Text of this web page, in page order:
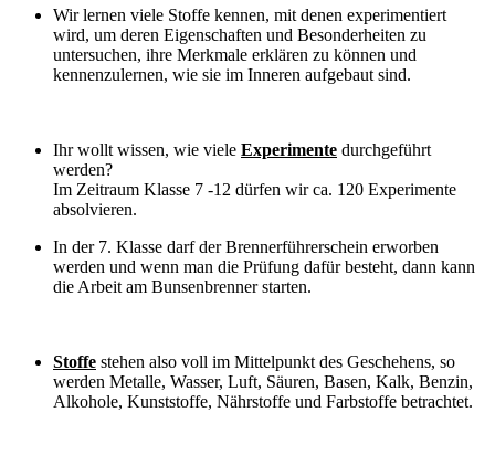
Wir lernen viele Stoffe kennen, mit denen experimentiert
wird, um deren Eigenschaften und Besonderheiten zu
untersuchen, ihre Merkmale erklären zu können und
kennenzulernen, wie sie im Inneren aufgebaut sind.
Ihr wollt wissen, wie viele Experimente durchgeführt
werden?
Im Zeitraum Klasse 7 -12 dürfen wir ca. 120 Experimente
absolvieren.
In der 7. Klasse darf der Brennerführerschein erworben
werden und wenn man die Prüfung dafür besteht, dann kann
die Arbeit am Bunsenbrenner starten.
Stoffe stehen also voll im Mittelpunkt des Geschehens, so
werden Metalle, Wasser, Luft, Säuren, Basen, Kalk, Benzin,
Alkohole, Kunststoffe, Nährstoffe und Farbstoffe betrachtet.